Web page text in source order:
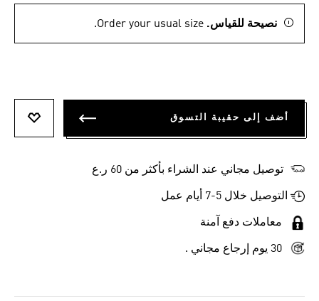
نصيحة للقياس. Order your usual size.
أضف إلى حقيبة التسوق
توصيل مجاني عند الشراء بأكثر من 60 ر.ع
التوصيل خلال 5-7 أيام عمل
معاملات دفع آمنة